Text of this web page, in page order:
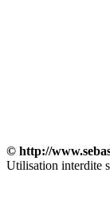
© http://
Utilisation interdite